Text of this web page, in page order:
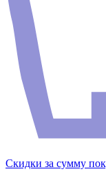
Скидки за сумму